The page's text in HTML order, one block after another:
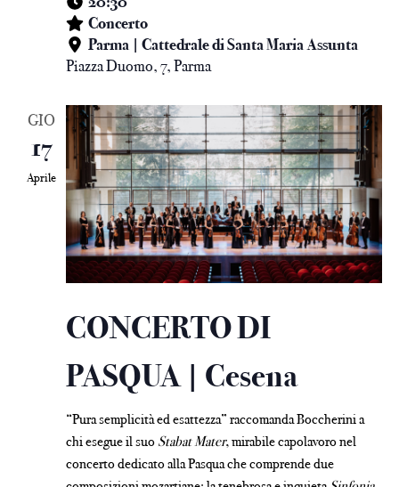
Concerto
Parma | Cattedrale di Santa Maria Assunta
Piazza Duomo, 7, Parma
GIO
17
Aprile
CONCERTO DI
PASQUA | Cesena
“Pura semplicità ed esattezza” raccomanda Boccherini a
chi esegue il suoStabat Mater, mirabile capolavoro nel
concerto dedicato alla Pasqua che comprende due